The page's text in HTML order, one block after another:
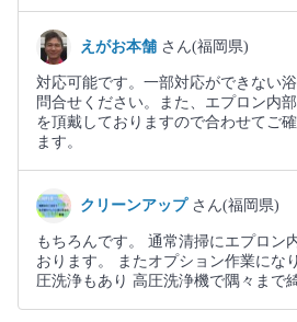
えがお本舗 さん(福岡県)
対応可能です。一部対応ができない
問合せください。また、エプロン内
を頂戴しておりますので合わせてご
ます。
クリーンアップ さん(福岡県)
もちろんです。 通常清掃にエプロン
おります。 またオプション作業にな
圧洗浄もあり 高圧洗浄機で隅々まで